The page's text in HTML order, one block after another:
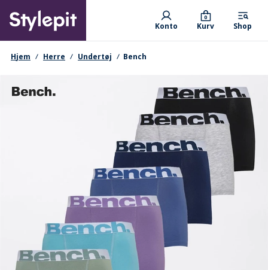
main
content
Primary departments
Konto Kurv
0
Shop
navigationssti
Hjem Herre Undertøj Bench